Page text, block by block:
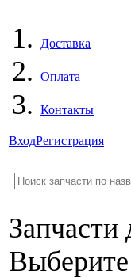
Доставка
Оплата
Контакты
ВходРегистрация